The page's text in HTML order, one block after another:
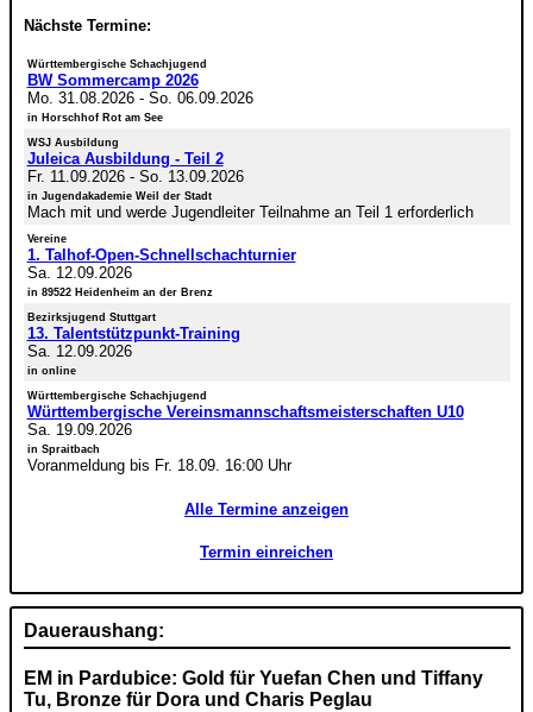
Nächste Termine:
Württembergische Schachjugend
BW Sommercamp 2026
Mo. 31.08.2026- So. 06.09.2026
in Horschhof Rot am See
WSJ Ausbildung
Juleica Ausbildung - Teil 2
Fr. 11.09.2026- So. 13.09.2026
in Jugendakademie Weil der Stadt
Mach mit und werde Jugendleiter Teilnahme an Teil 1 erforderlich
Vereine
1. Talhof-Open-Schnellschachturnier
Sa. 12.09.2026
in 89522 Heidenheim an der Brenz
Bezirksjugend Stuttgart
13. Talentstützpunkt-Training
Sa. 12.09.2026
in online
Württembergische Schachjugend
Württembergische Vereinsmannschaftsmeisterschaften U10
Sa. 19.09.2026
in Spraitbach
Voranmeldung bis Fr. 18.09. 16:00 Uhr
Alle Termine anzeigen
Termin einreichen
Daueraushang:
EM in Pardubice: Gold für Yuefan Chen und Tiffany
Tu, Bronze für Dora und Charis Peglau